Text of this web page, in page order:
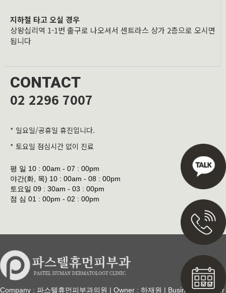
지하철 타고 오실 경우
상왕십리역 1-1번 출구로 나오셔서 센트라스 상가 2층으로 오시면
됩니다
CONTACT
02 2296 7007
* 일요일/공휴일 휴진입니다.
* 토요일 점심시간 없이 진료
평 일 10 : 00am - 07 : 00pm
야간(화, 목) 10 : 00am - 08 : 00pm
토요일 09 : 30am - 03 : 00pm
점 심 01 : 00pm - 02 : 00pm
Company : 파스텔휴먼피부과의원 | Owner : 하재원 | Business Number